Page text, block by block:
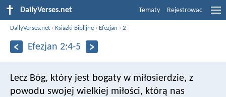
DailyVerses.net Tematy Rejestrowac
DailyVerses.net ›Ksiazki Biblijne › Efezjan ›2
Efezjan 2:4-5
Lecz Bóg, który jest bogaty w miłosierdzie, z
powodu swojej wielkiej miłości, którą nas